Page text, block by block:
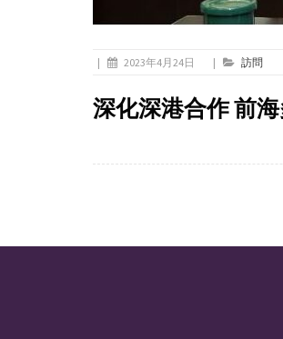
| 2023年4月24日 | 訪問
深化深港合作 前